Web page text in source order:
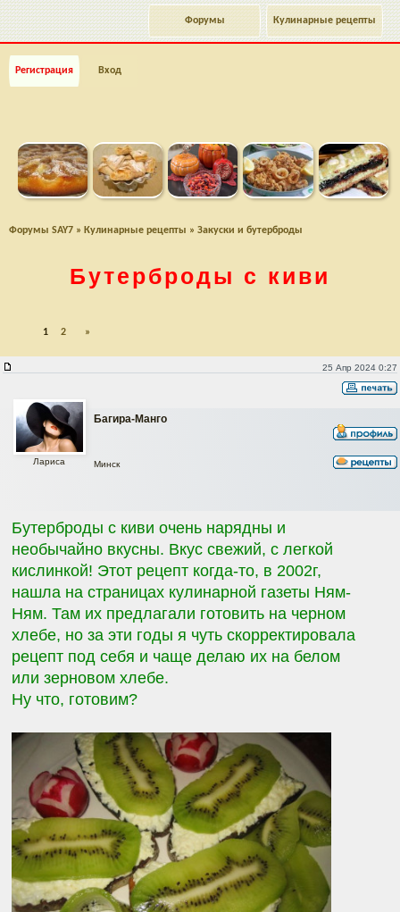
Кулинарные рецепты
Форумы
Регистрация Вход
Форумы SAY7 » Кулинарные рецепты » Закуски и бутерброды
Бутерброды с киви
1 2 »
25 Апр 2024 0:27
Багира-Манго
Лариса Минск
Бутерброды с киви очень нарядны и
необычайно вкусны. Вкус свежий, с легкой
кислинкой! Этот рецепт когда-то, в 2002г,
нашла на страницах кулинарной газеты Ням-
Ням. Там их предлагали готовить на черном
хлебе, но за эти годы я чуть скорректировала
рецепт под себя и чаще делаю их на белом
или зерновом хлебе.
Ну что, готовим?